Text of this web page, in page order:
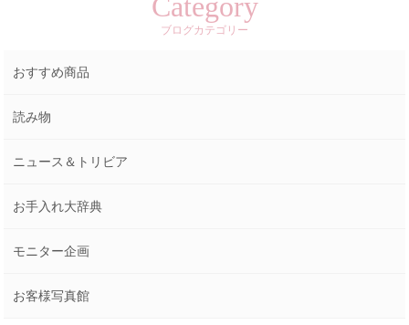
ブログカテゴリー
おすすめ商品
読み物
ニュース＆トリビア
お手入れ大辞典
モニター企画
お客様写真館